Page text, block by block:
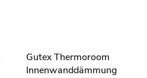
Gutex Thermoroom
Innenwanddämmung